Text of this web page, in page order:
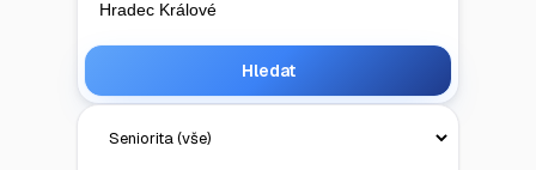
Hledat